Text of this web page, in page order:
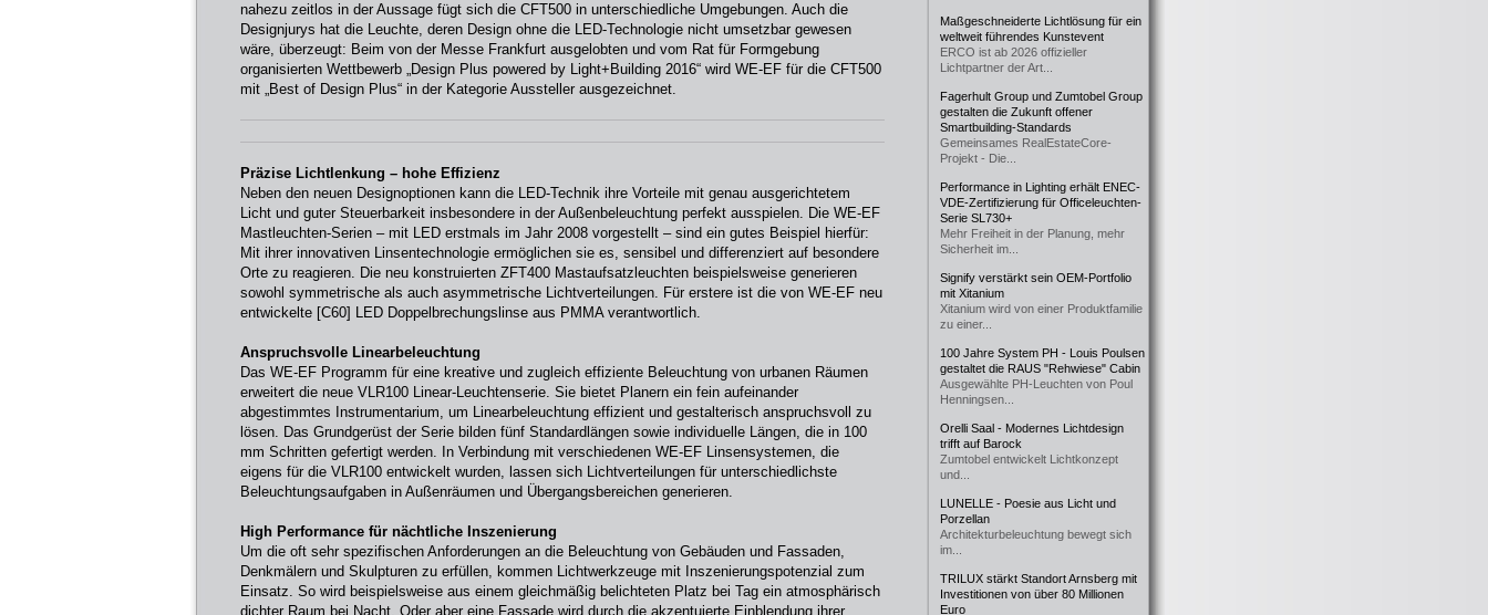
nahezu zeitlos in der Aussage fügt sich die CFT500 in unterschiedliche Umgebungen. Auch die
Designjurys hat die Leuchte, deren Design ohne die LED-Technologie nicht umsetzbar gewesen
wäre, überzeugt: Beim von der Messe Frankfurt ausgelobten und vom Rat für Formgebung
organisierten Wettbewerb „Design Plus powered by Light+Building 2016“ wird WE-EF für die CFT500
mit „Best of Design Plus“ in der Kategorie Aussteller ausgezeichnet.
Präzise Lichtlenkung – hohe Effizienz
Neben den neuen Designoptionen kann die LED-Technik ihre Vorteile mit genau ausgerichtetem
Licht und guter Steuerbarkeit insbesondere in der Außenbeleuchtung perfekt ausspielen. Die WE-EF
Mastleuchten-Serien – mit LED erstmals im Jahr 2008 vorgestellt – sind ein gutes Beispiel hierfür:
Mit ihrer innovativen Linsentechnologie ermöglichen sie es, sensibel und differenziert auf besondere
Orte zu reagieren. Die neu konstruierten ZFT400 Mastaufsatzleuchten beispielsweise generieren
sowohl symmetrische als auch asymmetrische Lichtverteilungen. Für erstere ist die von WE-EF neu
entwickelte [C60] LED Doppelbrechungslinse aus PMMA verantwortlich.
Anspruchsvolle Linearbeleuchtung
Das WE-EF Programm für eine kreative und zugleich effiziente Beleuchtung von urbanen Räumen
erweitert die neue VLR100 Linear-Leuchtenserie. Sie bietet Planern ein fein aufeinander
abgestimmtes Instrumentarium, um Linearbeleuchtung effizient und gestalterisch anspruchsvoll zu
lösen. Das Grundgerüst der Serie bilden fünf Standardlängen sowie individuelle Längen, die in 100
mm Schritten gefertigt werden. In Verbindung mit verschiedenen WE-EF Linsensystemen, die
eigens für die VLR100 entwickelt wurden, lassen sich Lichtverteilungen für unterschiedlichste
Beleuchtungsaufgaben in Außenräumen und Übergangsbereichen generieren.
High Performance für nächtliche Inszenierung
Um die oft sehr spezifischen Anforderungen an die Beleuchtung von Gebäuden und Fassaden,
Denkmälern und Skulpturen zu erfüllen, kommen Lichtwerkzeuge mit Inszenierungspotenzial zum
Einsatz. So wird beispielsweise aus einem gleichmäßig belichteten Platz bei Tag ein atmosphärisch
dichter Raum bei Nacht. Oder aber eine Fassade wird durch die akzentuierte Einblendung ihrer
Maßgeschneiderte Lichtlösung für ein
weltweit führendes Kunstevent
ERCO ist ab 2026 offizieller
Lichtpartner der Art...
Fagerhult Group und Zumtobel Group
gestalten die Zukunft offener
Smartbuilding-Standards
Gemeinsames RealEstateCore-
Projekt - Die...
Performance in Lighting erhält ENEC-
VDE-Zertifizierung für Officeleuchten-
Serie SL730+
Mehr Freiheit in der Planung, mehr
Sicherheit im...
Signify verstärkt sein OEM-Portfolio
mit Xitanium
Xitanium wird von einer Produktfamilie
zu einer...
100 Jahre System PH - Louis Poulsen
gestaltet die RAUS "Rehwiese" Cabin
Ausgewählte PH-Leuchten von Poul
Henningsen...
Orelli Saal - Modernes Lichtdesign
trifft auf Barock
Zumtobel entwickelt Lichtkonzept
und...
LUNELLE - Poesie aus Licht und
Porzellan
Architekturbeleuchtung bewegt sich
im...
TRILUX stärkt Standort Arnsberg mit
Investitionen von über 80 Millionen
Euro